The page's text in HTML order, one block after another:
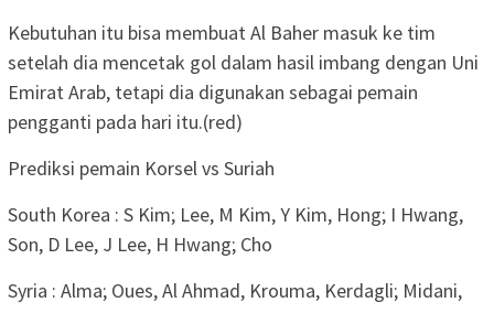
Kebutuhan itu bisa membuat Al Baher masuk ke tim
setelah dia mencetak gol dalam hasil imbang dengan Uni
Emirat Arab, tetapi dia digunakan sebagai pemain
pengganti pada hari itu.(red)
Prediksi pemain Korsel vs Suriah
South Korea : S Kim; Lee, M Kim, Y Kim, Hong; I Hwang,
Son, D Lee, J Lee, H Hwang; Cho
Syria : Alma; Oues, Al Ahmad, Krouma, Kerdagli; Midani,